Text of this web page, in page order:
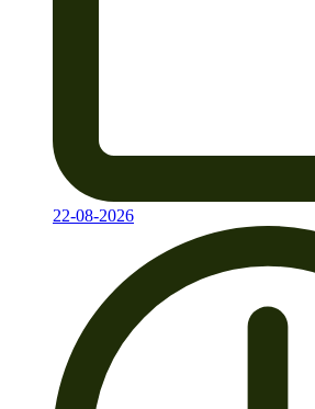
22-08-2026